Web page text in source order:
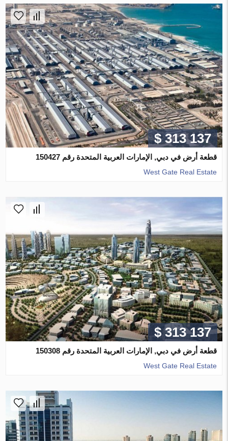
$ 313 137
قطعة أرض في دبي, الإمارات العربية المتحدة رقم 150427
West Gate Real Estate
$ 313 137
قطعة أرض في دبي, الإمارات العربية المتحدة رقم 150308
West Gate Real Estate